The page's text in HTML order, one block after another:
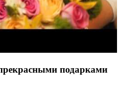
подарками